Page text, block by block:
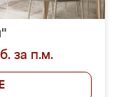
за п.м.